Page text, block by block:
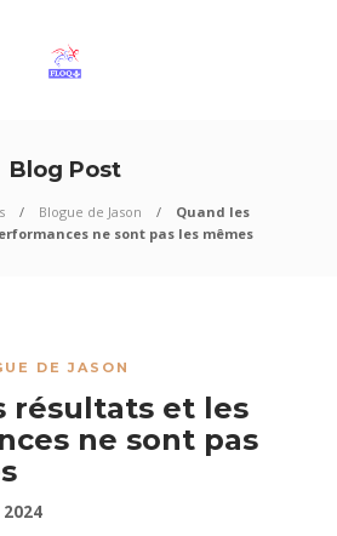
Blog Post
Blogue de Jason
Quand les
ne sont pas les mêmes
DE JASON
résultats et les
ne sont pas